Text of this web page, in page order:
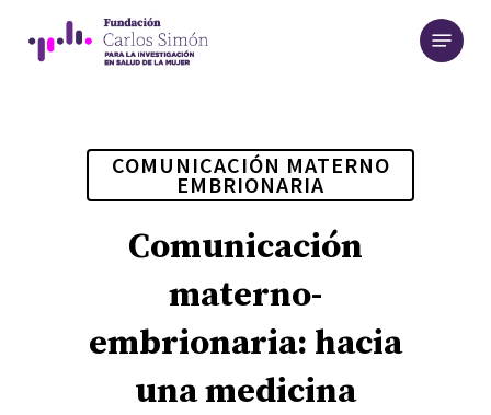
Menu
COMUNICACIÓN MATERNO
EMBRIONARIA
Comunicación
materno-
embrionaria: hacia
una medicina